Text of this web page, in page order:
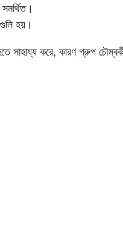
হয়।
সাহায্য করে, কারণ গ্রুপ